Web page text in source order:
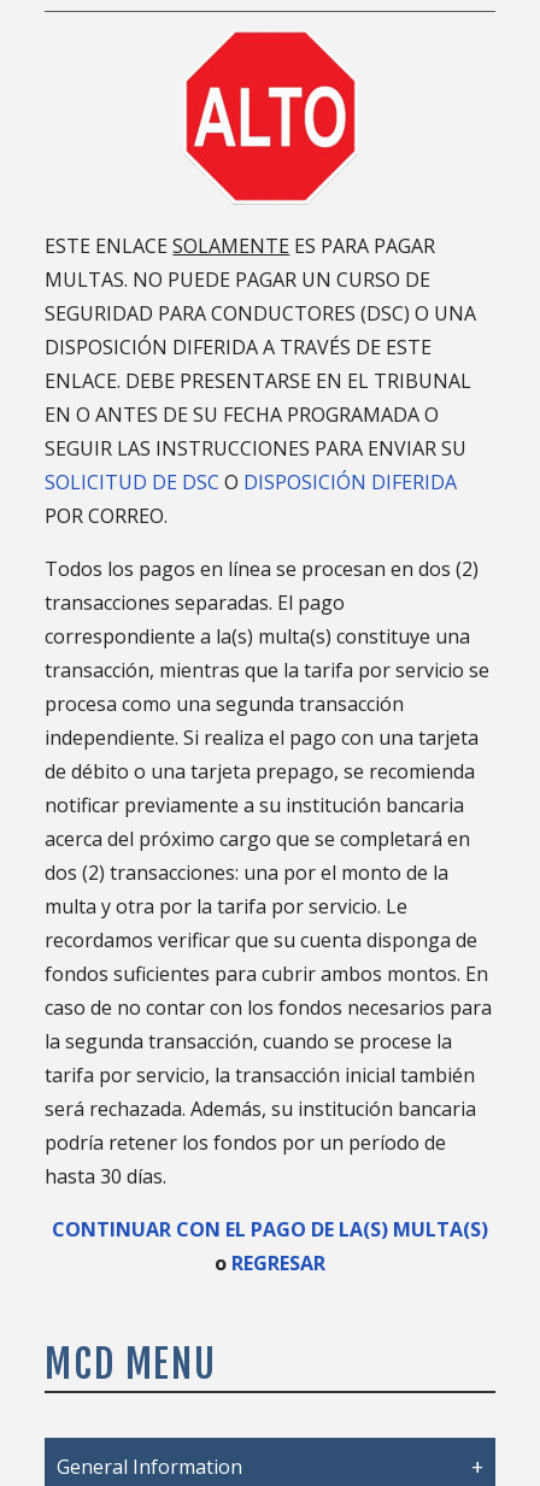
ESTE ENLACESOLAMENTE ES PARA PAGAR
MULTAS. NO PUEDE PAGAR UN CURSO DE
SEGURIDAD PARA CONDUCTORES (DSC) O UNA
DISPOSICIÓN DIFERIDA A TRAVÉS DE ESTE
ENLACE. DEBE PRESENTARSE EN EL TRIBUNAL
EN O ANTES DE SU FECHA PROGRAMADA O
SEGUIR LAS INSTRUCCIONES PARA ENVIAR SU
SOLICITUD DE DSC O DISPOSICIÓN DIFERIDA
POR CORREO.
Todos los pagos en línea se procesan en dos (2)
transacciones separadas. El pago
correspondiente a la(s) multa(s) constituye una
transacción, mientras que la tarifa por servicio se
procesa como una segunda transacción
independiente. Si realiza el pago con una tarjeta
de débito o una tarjeta prepago, se recomienda
notificar previamente a su institución bancaria
acerca del próximo cargo que se completará en
dos (2) transacciones: una por el monto de la
multa y otra por la tarifa por servicio. Le
recordamos verificar que su cuenta disponga de
fondos suficientes para cubrir ambos montos. En
caso de no contar con los fondos necesarios para
la segunda transacción, cuando se procese la
tarifa por servicio, la transacción inicial también
será rechazada. Además, su institución bancaria
podría retener los fondos por un período de
hasta 30 días.
CONTINUAR CON EL PAGO DE LA(S) MULTA(S)
o REGRESAR
MCD MENU
General Information